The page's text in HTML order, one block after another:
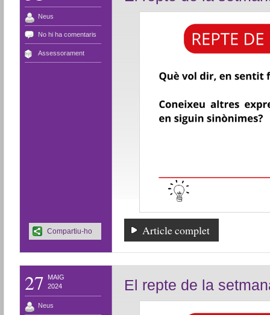
Neus
No hi ha comentaris
Assessorament
Article complet
Compartiu-ho
27
MAIG
2024
Neus
El repte de la